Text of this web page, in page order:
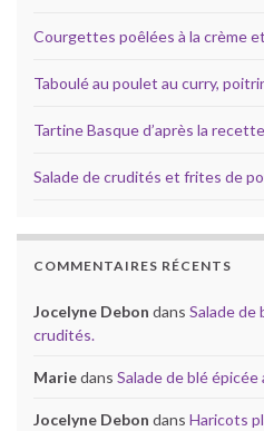
Courgettes poêlées à la crème
Taboulé au poulet au curry,
Tartine Basque d’après la
Salade de crudités et frites de
COMMENTAIRES RÉCENTS
Jocelyne Debon dans Salade de
crudités.
Mariedans Salade de blé
Jocelyne Debon dans Haricots